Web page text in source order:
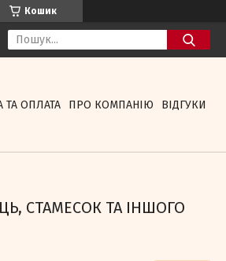
Кошик
ТА ОПЛАТА ПРО КОМПАНІЮ ВІДГУКИ
СТАМЕСОК ТА ІНШОГО